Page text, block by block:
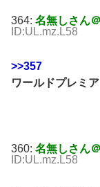
364: 名無しさん
ID:UL.mz.L58
>>357
ワールドプレミア
360: 名無しさん
ID:UL.mz.L58